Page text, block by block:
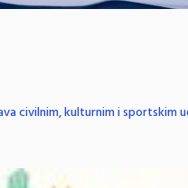
civilnim, kulturnim i sportskim